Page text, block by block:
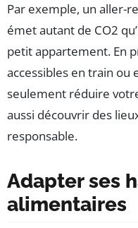
Par exemple, un aller-
émet autant de CO2
petit appartement. En
accessibles en train ou
seulement réduire
aussi découvrir des
responsable.
Adapter ses
alimentaires